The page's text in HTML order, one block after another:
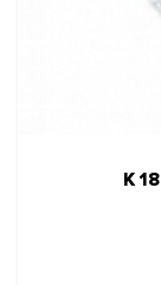
К